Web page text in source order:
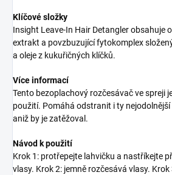
Klíčové složky
Insight Leave-In Hair Detangler obsahuje
extrakt a povzbuzující fytokomplex
a oleje z kukuřičných klíčků.
Více informací
Tento bezoplachový rozčesávač ve spreji
použití. Pomáhá odstranit i ty nejodolnější
aniž by je zatěžoval.
Návod k použití
Krok 1: protřepejte lahvičku a nastříkejte
vlasy. Krok 2: jemně rozčesává vlasy.